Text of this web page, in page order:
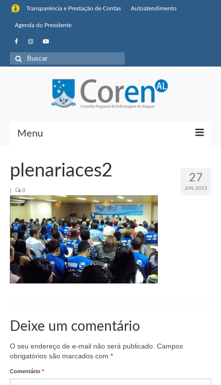
Transparência e Prestação de Contas Autoatendimento
Agenda do Presidente
Buscar
por:
Menu
Missão, visão de futuro e valores
Organograma
Conselheiros e Diretoria
Câmaras Técnicas
Carta de Serviços ao Cidadão
Transparência e Prestação de Contas
Eleições
27
JUN 2013
plenariaces2
| 0
Deixe um comentário
O seu endereço de e-mail não será publicado. Campos
obrigatórios são marcados com *
Comentário *